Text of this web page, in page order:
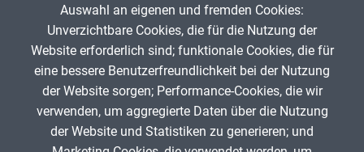
Grundwortschatz NRW Zebra Lückentext
22. April 2025
App melden
Auswahl an eigenen und fremden Cookies:
Unverzichtbare Cookies, die für die Nutzung der
Website erforderlich sind; funktionale Cookies, die für
eine bessere Benutzerfreundlichkeit bei der Nutzung
der Website sorgen; Performance-Cookies, die wir
verwenden, um aggregierte Daten über die Nutzung
der Website und Statistiken zu generieren; und